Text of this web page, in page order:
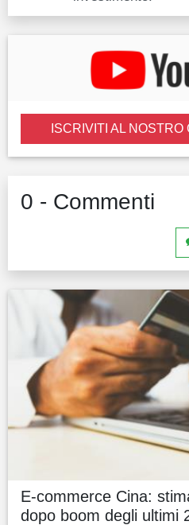
ISCRIVITI AL
0 - Commenti
E-commerce Cina:
dopo boom degli ultimi